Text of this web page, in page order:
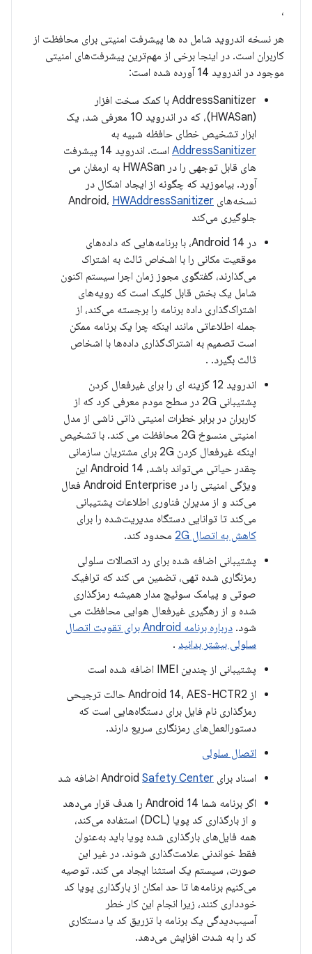
،
هر نسخه اندروید شامل ده ها پیشرفت امنیتی برای محافظت از
کاربران است. در اینجا برخی از مهم‌ترین پیشرفت‌های امنیتی
موجود در اندروید 14 آورده شده است:
AddressSanitizer با کمک سخت افزار
(HWASan)، که در اندروید 10 معرفی شد، یک
ابزار تشخیص خطای حافظه شبیه به
AddressSanitizer
است. اندروید 14 پیشرفت
های قابل توجهی را در HWASan به ارمغان می
آورد. بیاموزید که چگونه از ایجاد اشکال در
نسخه‌های Android، HWAddressSanitizer
جلوگیری می‌کند
در Android 14، با برنامه‌هایی که داده‌های
موقعیت مکانی را با اشخاص ثالث به اشتراک
می‌گذارند، گفتگوی مجوز زمان اجرا سیستم اکنون
شامل یک بخش قابل کلیک است که رویه‌های
اشتراک‌گذاری داده برنامه را برجسته می‌کند، از
جمله اطلاعاتی مانند اینکه چرا یک برنامه ممکن
است تصمیم به اشتراک‌گذاری داده‌ها با اشخاص
ثالث بگیرد. .
اندروید 12 گزینه ای را برای غیرفعال کردن
پشتیبانی 2G در سطح مودم معرفی کرد که از
کاربران در برابر خطرات امنیتی ذاتی ناشی از مدل
امنیتی منسوخ 2G محافظت می کند. با تشخیص
اینکه غیرفعال کردن 2G برای مشتریان سازمانی
چقدر حیاتی می‌تواند باشد، Android 14 این
ویژگی امنیتی را در Android Enterprise فعال
می‌کند و از مدیران فناوری اطلاعات پشتیبانی
می‌کند تا توانایی دستگاه مدیریت‌شده را برای
کاهش به اتصال 2G
محدود کند.
پشتیبانی اضافه شده برای رد اتصالات سلولی
رمزنگاری شده تهی، تضمین می کند که ترافیک
صوتی و پیامک سوئیچ مدار همیشه رمزگذاری
شده و از رهگیری غیرفعال هوایی محافظت می
شود.
درباره برنامه Android برای تقویت اتصال
سلولی بیشتر بدانید .
پشتیبانی از چندین IMEI اضافه شده است
از Android 14، AES-HCTR2 حالت ترجیحی
رمزگذاری نام فایل برای دستگاه‌هایی است که
دستورالعمل‌های رمزنگاری سریع دارند.
اتصال سلولی
اسناد برای Android Safety Center
اضافه شد
اگر برنامه شما Android 14 را هدف قرار می‌دهد
و از بارگذاری کد پویا (DCL) استفاده می‌کند،
همه فایل‌های بارگذاری شده پویا باید به‌عنوان
فقط خواندنی علامت‌گذاری شوند. در غیر این
صورت، سیستم یک استثنا ایجاد می کند. توصیه
می‌کنیم برنامه‌ها تا حد امکان از بارگذاری پویا کد
خودداری کنند، زیرا انجام این کار خطر
آسیب‌دیدگی یک برنامه با تزریق کد یا دستکاری
کد را به شدت افزایش می‌دهد.